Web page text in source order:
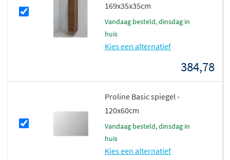
169x35x35cm
vandaag besteld, dinsdag in
huis
Kies een alternatief
384,78
Proline Basic spiegel -
120x60cm
vandaag besteld, dinsdag in
huis
Kies een alternatief